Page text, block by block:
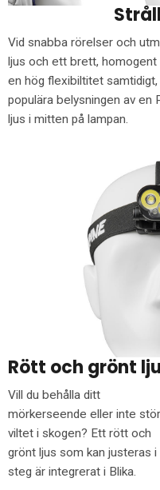
Vid snabba rörelser och
ljus och ett brett,
en hög flexibiltitet
populära belysningen av
ljus i mitten på lampan.
Rött och grönt
Vill du behålla ditt
mörkerseende eller inte
viltet i skogen? Ett rött och
grönt ljus som kan justeras i
steg är integrerat i Blika.